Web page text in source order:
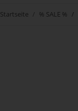
Startseite % SALE %